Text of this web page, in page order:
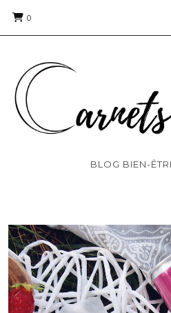
0
BLOG BIEN-